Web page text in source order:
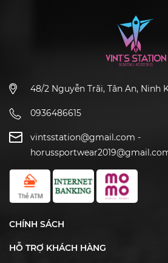
48/2 Nguyễn Trãi, Tân An, Ninh
0936486615
vintsstation@gmail.com -
CHÍNH SÁCH
HỖ TRỢ KHÁCH HÀNG